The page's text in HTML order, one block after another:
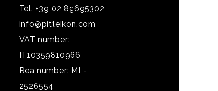
Tel. +39 02 89695302
info@pitteikon.com
VAT number:
IT10359810966
Rea number: MI -
2526554